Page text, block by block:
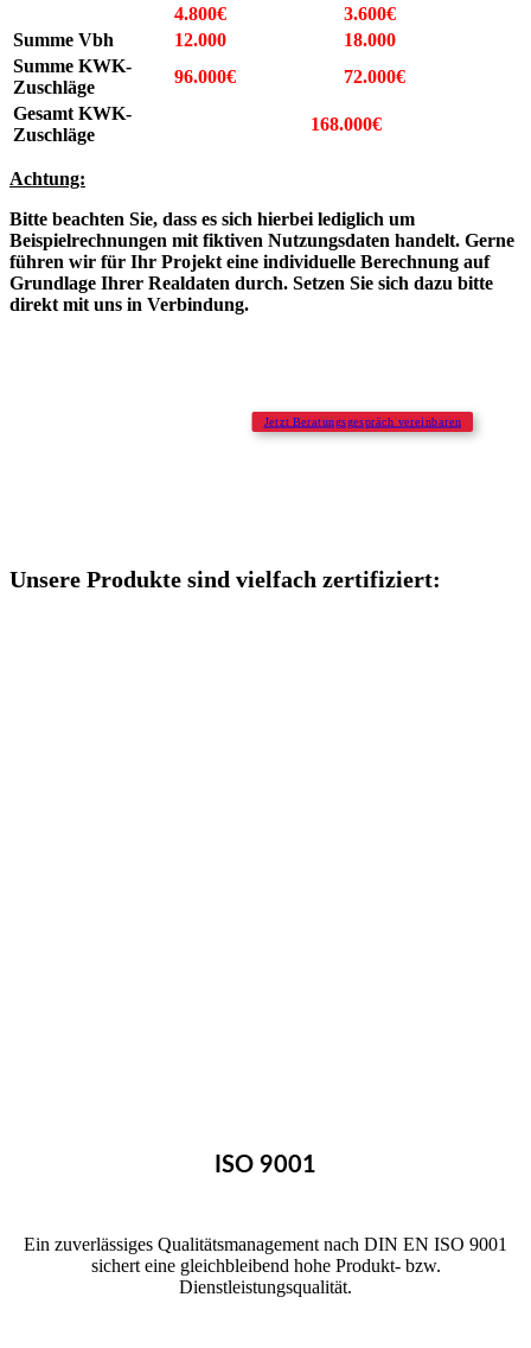
4.800€
3.600€
Summe Vbh
12.000
18.000
Summe KWK-
Zuschläge
96.000€
72.000€
Gesamt KWK-
Zuschläge
168.000€
Achtung:
Bitte beachten Sie, dass es sich hierbei lediglich um
Beispielrechnungen mit fiktiven Nutzungsdaten handelt. Gerne
führen wir für Ihr Projekt eine individuelle Berechnung auf
Grundlage Ihrer Realdaten durch. Setzen Sie sich dazu bitte
direkt mit uns in Verbindung.
Jetzt Beratungsgespräch vereinbaren
Unsere Produkte sind vielfach zertifiziert:
ISO 9001
Ein zuverlässiges Qualitätsmanagement nach DIN EN ISO 9001
sichert eine gleichbleibend hohe Produkt- bzw.
Dienstleistungsqualität.